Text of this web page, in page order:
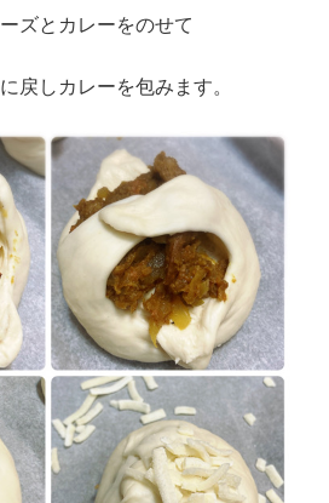
ズとカレーをのせて
戻しカレーを包みます。